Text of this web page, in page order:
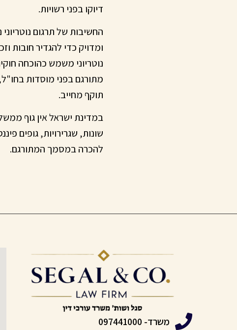
דיוקו בפני רשויות.
החשיבות של תרגום
ומדויק כדי להגדיר חובות
נוטריוני משמש כהוכחה
מתורגם בפני מוסדות
תוקף מחייב.
במדינת ישראל אין גוף
שונות, שגרירויות, גופים
להכרה במסמך המתורגם.
משרד- 097441000